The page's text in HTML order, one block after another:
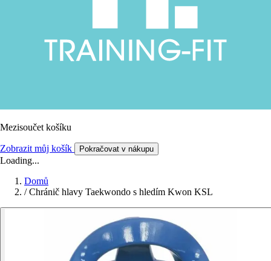
Mezisoučet košíku
Zobrazit můj košík Pokračovat v nákupu
Loading...
Domů
/ Chránič hlavy Taekwondo s hledím Kwon KSL